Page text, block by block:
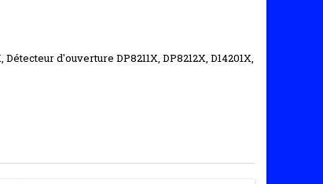
Détecteur d'ouverture DP8211X, DP8212X, D14201X,